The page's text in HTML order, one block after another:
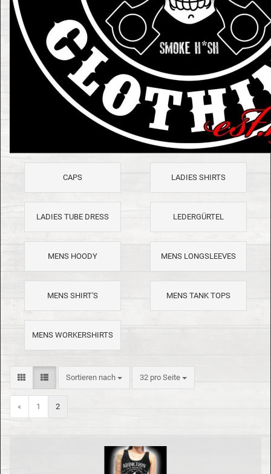
CAPS LADIES SHIRTS
LADIES TUBE DRESS LEDERGÜRTEL
MENS HOODY MENS LONGSLEEVES
MENS SHIRT'S MENS TANK TOPS
MENS WORKERSHIRTS
Sortieren nach 32 pro Seite
« 1 2